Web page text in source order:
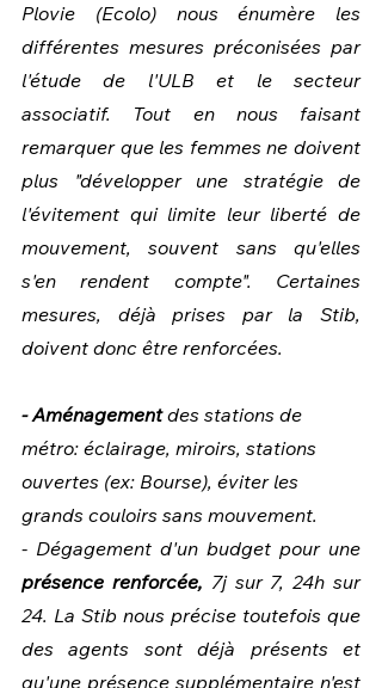
Plovie (Ecolo) nous énumère les
différentes mesures préconisées par
l'étude de l'ULB et le secteur
associatif. Tout en nous faisant
remarquer que les femmes ne doivent
plus "développer une stratégie de
l'évitement qui limite leur liberté de
mouvement, souvent sans qu'elles
s'en rendent compte". Certaines
mesures, déjà prises par la Stib,
doivent donc être renforcées.
- Aménagement des stations de
métro: éclairage, miroirs, stations
ouvertes (ex: Bourse), éviter les
grands couloirs sans mouvement.
présence renforcée, 7j sur 7, 24h sur
24. La Stib nous précise toutefois que
des agents sont déjà présents et
qu'une présence supplémentaire n'est